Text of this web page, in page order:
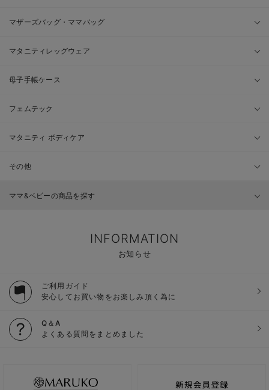
マザーズバッグ・ママバッグ
マタニティレッグウェア
母子手帳ケース
フェムテック
マタニティ ボディケア
その他
ママ&ベビーの商品を探す
INFORMATION
お知らせ
ご利用ガイド
安心してお買い物をお楽しみ頂く為に
Q＆A
よくある質問をまとめました